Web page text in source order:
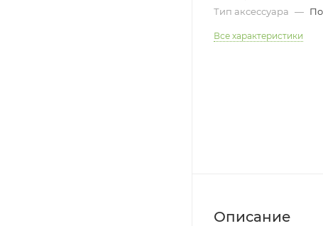
Тип аксессуара —
Все характеристики
Описание